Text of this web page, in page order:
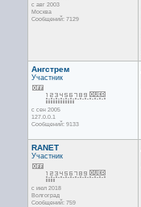
с авг 2003
Москва
Сообщений: 7129
Ангстрем
Участник
с сен 2005
127.0.0.1
Сообщений: 9133
RANET
Участник
с июл 2018
Волгоград
Сообщений: 759